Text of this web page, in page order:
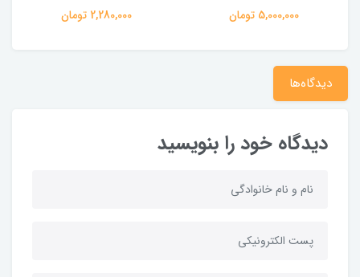
5,000,000 تومان 2,280,000 تومان
دیدگاه‌ها
دیدگاه خود را بنویسید